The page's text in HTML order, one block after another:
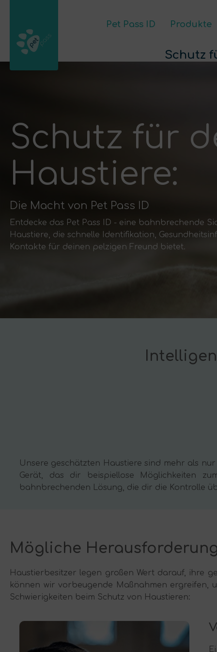
Pet Pass ID Produkte
Pet Pass ID
Schutz
Schutz für
Haustiere:
Die Macht von Pet Pass ID
Entdecke das Pet Pass ID - eine bahnbrechende
Haustiere, die schnelle Identifikation,
Kontakte für deinen pelzigen Freund bietet.
Unsere geschätzten Haustiere sind mehr als
Gerät, das dir beispiellose Möglichkeiten
bahnbrechenden Lösung, die dir die Kontrolle
Mögliche
Haustierbesitzer legen großen Wert darauf, ihre
können wir vorbeugende Maßnahmen ergreifen,
Schwierigkeiten beim Schutz von Haustieren: